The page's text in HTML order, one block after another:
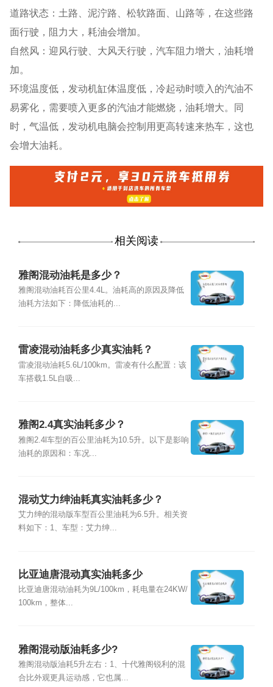
道路状态：土路、泥泞路、松软路面、山路等，在这些路
面行驶，阻力大，耗油会增加。
自然风：迎风行驶、大风天行驶，汽车阻力增大，油耗增
加。
环境温度低，发动机缸体温度低，冷起动时喷入的汽油不
易雾化，需要喷入更多的汽油才能燃烧，油耗增大。同
时，气温低，发动机电脑会控制用更高转速来热车，这也
会增大油耗。
相关阅读
雅阁混动油耗是多少？
雅阁混动油耗百公里4.4L。油耗高的原因及降低
油耗方法如下：降低油耗的...
雷凌混动油耗多少真实油耗？
雷凌混动油耗5.6L/100km。雷凌有什么配置：该
车搭载1.5L自吸...
雅阁2.4真实油耗多少？
雅阁2.4l车型的百公里油耗为10.5升。以下是影响
油耗的原因和：车况...
混动艾力绅油耗真实油耗多少？
艾力绅的混动版车型百公里油耗为6.5升。相关资
料如下：1、车型：艾力绅...
比亚迪唐混动真实油耗多少
比亚迪唐混动油耗为9L/100km，耗电量在24KW/
100km，整体...
雅阁混动版油耗多少?
雅阁混动版油耗5升左右：1、十代雅阁锐利的混
合比外观更具运动感，它也属...